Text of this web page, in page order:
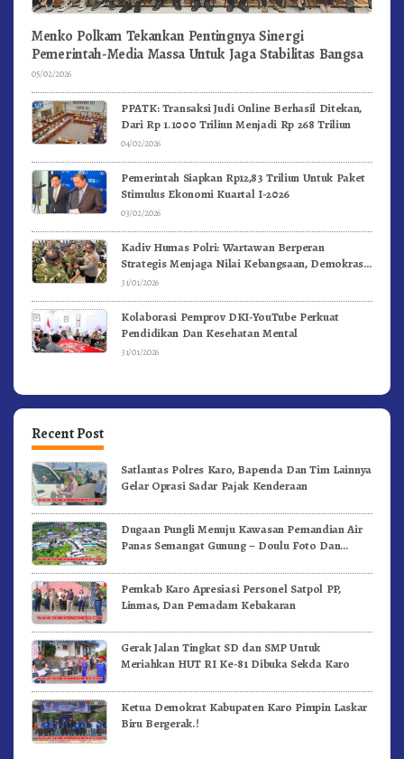
Menko Polkam Tekankan Pentingnya Sinergi
Pemerintah-Media Massa Untuk Jaga Stabilitas Bangsa
05/02/2026
PPATK: Transaksi Judi Online Berhasil Ditekan,
Dari Rp 1.1000 Triliun Menjadi Rp 268 Triliun
04/02/2026
Pemerintah Siapkan Rp12,83 Triliun Untuk Paket
Stimulus Ekonomi Kuartal I-2026
03/02/2026
Kadiv Humas Polri: Wartawan Berperan
Strategis Menjaga Nilai Kebangsaan, Demokrasi,
dan NKRI
31/01/2026
Kolaborasi Pemprov DKI-YouTube Perkuat
Pendidikan Dan Kesehatan Mental
31/01/2026
Recent Post
Satlantas Polres Karo, Bapenda Dan Tim Lainnya
Gelar Oprasi Sadar Pajak Kenderaan
Dugaan Pungli Menuju Kawasan Pemandian Air
Panas Semangat Gunung – Doulu Foto Dan
Pemkab Karo Apresiasi Personel Satpol PP,
Linmas, Dan Pemadam Kebakaran
Gerak Jalan Tingkat SD dan SMP Untuk
Meriahkan HUT RI Ke-81 Dibuka Sekda Karo
Ketua Demokrat Kabupaten Karo Pimpin Laskar
Biru Bergerak.!